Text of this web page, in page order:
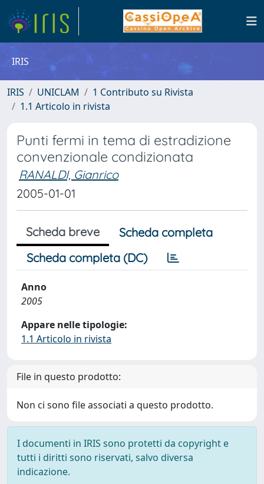
IRIS
IRIS UNICLAM
1 Contributo su Rivista
1.1 Articolo in rivista
Punti fermi in tema di estradizione
convenzionale condizionata
RANALDI, Gianrico
2005-01-01
Scheda breve
Scheda completa
Scheda completa (DC)
Anno
2005
Appare nelle tipologie:
1.1 Articolo in rivista
File in questo prodotto:
Non ci sono file associati a questo prodotto.
I documenti in IRIS sono protetti da copyright e
tutti i diritti sono riservati, salvo diversa
indicazione.